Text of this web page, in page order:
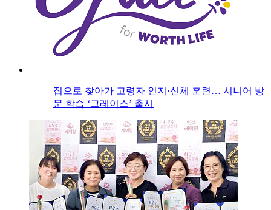
집으로 찾아가 고령자 인지·신체 훈련… 시니어 방
문 학습 ‘그레이스’ 출시